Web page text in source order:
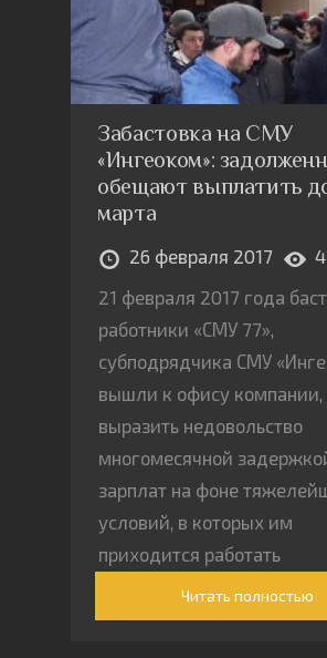
необходимый стране
рост
Забастовка на СМУ
«Ингеоком»:
обещают выплатить
марта
26 февраля 2017
21 февраля 2017 года
работники «СМУ 77»,
субподрядчика СМУ
вышли к офису компании,
выразить недовольство
многомесячной
зарплат на фоне
условий, в которых им
приходится работать
Читать полностью